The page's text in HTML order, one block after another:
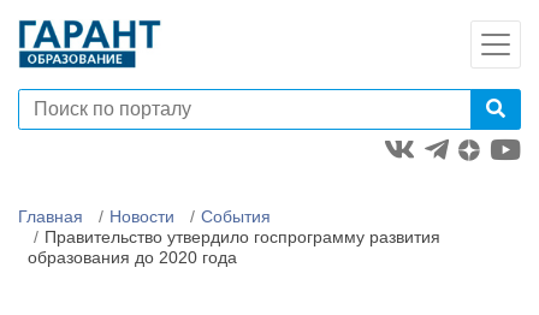
Главная Новости
События
Правительство утвердило госпрограмму развития
образования до 2020 года